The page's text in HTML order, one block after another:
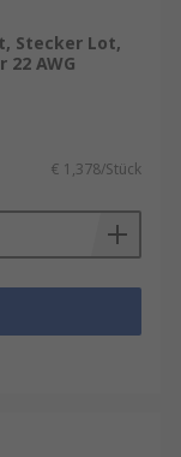
von
und
und
Stecker Lot,
AWG
€ 1,378/Stück